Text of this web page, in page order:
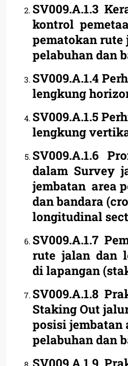
SV009.A.1.3
kontrol
pematokan rute
pelabuhan dan
SV009.A.1.4
lengkung
SV009.A.1.5
lengkung
SV009.A.1.6
dalam Survey
jembatan area
dan bandara
longitudinal
SV009.A.1.7
rute jalan dan
di lapangan
SV009.A.1.8
Staking Out
posisi jembatan
pelabuhan dan